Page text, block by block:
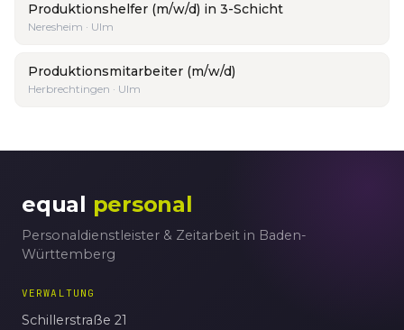
Produktionshelfer (m/w/d) in 3-Schicht
Neresheim · Ulm
Produktionsmitarbeiter (m/w/d)
Herbrechtingen · Ulm
equal personal
Personaldienstleister & Zeitarbeit in Baden-
Württemberg
VERWALTUNG
Schillerstraße 21